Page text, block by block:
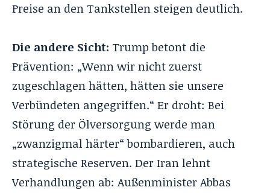
Preise an den Tankstellen steigen deutlich.
Die andere Sicht: Trump betont die
Prävention: „Wenn wir nicht zuerst
zugeschlagen hätten, hätten sie unsere
Verbündeten angegriffen.“ Er droht: Bei
Störung der Ölversorgung werde man
„zwanzigmal härter“ bombardieren, auch
strategische Reserven. Der Iran lehnt
Verhandlungen ab: Außenminister Abbas